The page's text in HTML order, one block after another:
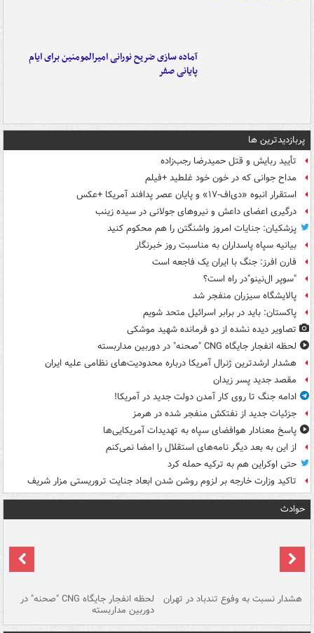
آماده سازی ضریح نورانی امیرالمومنین برای ایام
پایانی صفر
پربازدیدترین ها
تأیید ربایش و قتل حمیدرضا رجب‌زاده
مداح جوانی که در خون خود غلطید +فیلم
استقرار انبوه «دی‌اف‑۱۷» و پایان عصر پدافند آمریکا +عکس
درگیری اعضای داعش و نیروهای جولانی در سیده زینب
پزشکیان: جنایات امروز واشنگتن را هم محکوم کنید
بیانیه سپاه پاسداران به مناسبت روز خبرنگار
فارن افرز: جنگ با ایران یک فاجعه است
"سوپر ال‌نینو"در راه است؟
پالایشگاه سیزران منفجر شد
پاکستان: باید در برابر اسرائیل متحد شویم
تصاویر دیده‌ نشده از دو فرمانده شهید موشکی
لحظه انفجار جایگاه CNG "صحنه" در دوربین مداربسته
هشدار ارشدترین ژنرال آمریکا درباره محدودیت‌های نظامی علیه ایران
مقصد جدید پسر زیدان
ادامه جنگ تا روی کار آمدن دولت جدید در آمریکا!
جزئیات جدید از نفتکش منفجر شده در هرمز
پاسخ معنادار هوافضای سپاه به تهدیدات آمریکایی‌ها
از این به بعد دیگر نامه‌های استقلال را امضا نمی‌کنم
حتی اوکراین هم به ترکیه حمله کرد
تاکید وزارت خارجه بر لزوم روشن شدن ابعاد جنایت تروریستی مزار شریف
حوادث
هشدار نسبت به وفوع تندباد در تهران لحظه انفجار جایگاه CNG "صحنه" در
دوربین مداربسته